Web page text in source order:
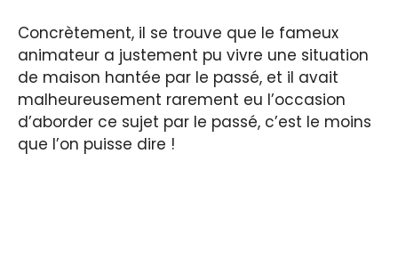
Concrètement, il se trouve que le fameux
animateur a justement pu vivre une situation
de maison hantée par le passé, et il avait
malheureusement rarement eu l’occasion
d’aborder ce sujet par le passé, c’est le moins
que l’on puisse dire !